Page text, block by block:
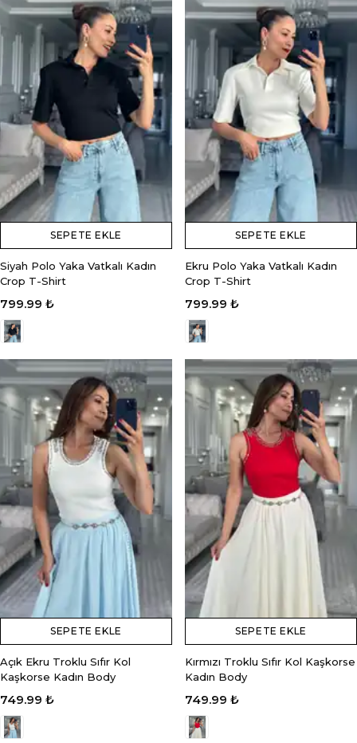
SEPETE EKLE
Siyah Polo Yaka Vatkalı Kadın
Crop T-Shirt
799.99 ₺
SEPETE EKLE
Ekru Polo Yaka Vatkalı Kadın
Crop T-Shirt
799.99 ₺
SEPETE EKLE
Açık Ekru Troklu Sıfır Kol
Kaşkorse Kadın Body
749.99 ₺
SEPETE EKLE
Kırmızı Troklu Sıfır Kol Kaşkorse
Kadın Body
749.99 ₺